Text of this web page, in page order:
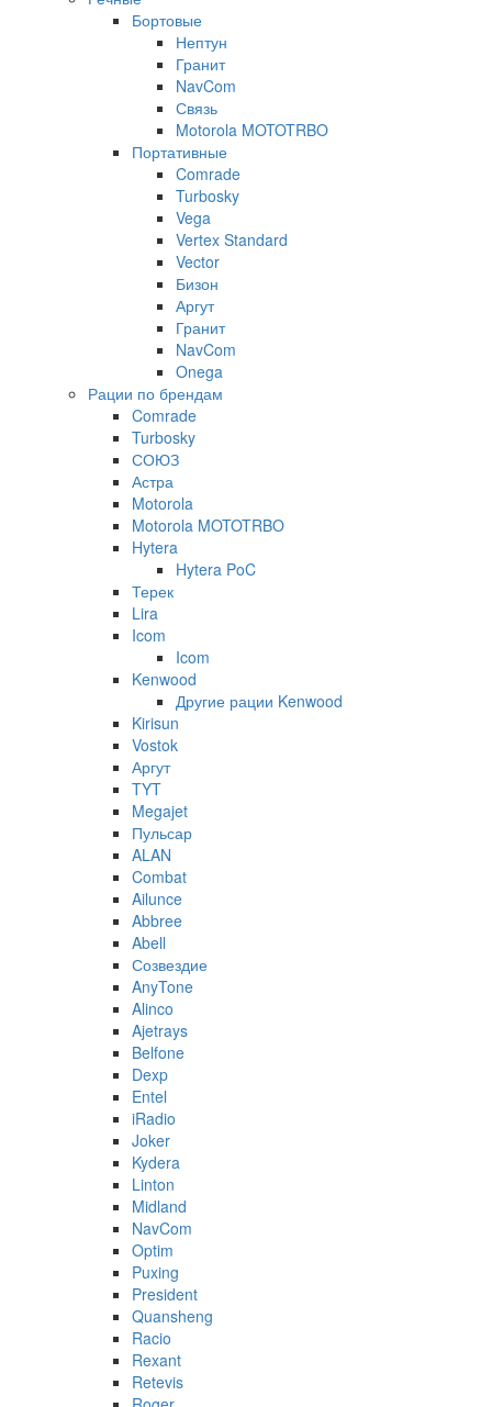
Бортовые
Нептун
Гранит
NavCom
Связь
Motorola MOTOTRBO
Портативные
Comrade
Turbosky
Vega
Vertex Standard
Vector
Бизон
Аргут
Гранит
NavCom
Onega
Рации по брендам
Comrade
Turbosky
СОЮЗ
Астра
Motorola
Motorola MOTOTRBO
Hytera
Hytera PoC
Терек
Lira
Icom
Icom
Kenwood
Другие рации Kenwood
Kirisun
Vostok
Аргут
TYT
Megajet
Пульсар
ALAN
Combat
Ailunce
Abbree
Abell
Созвездие
AnyTone
Alinco
Ajetrays
Belfone
Dexp
Entel
iRadio
Joker
Kydera
Linton
Midland
NavCom
Optim
Puxing
President
Quansheng
Racio
Rexant
Retevis